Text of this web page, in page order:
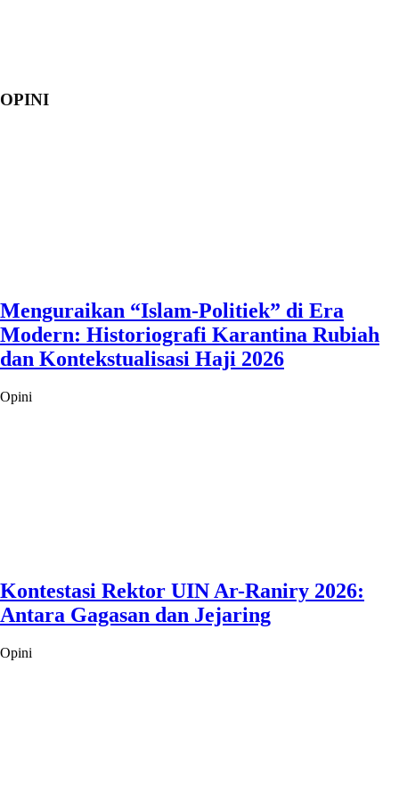
OPINI
Menguraikan “Islam-Politiek” di Era
Modern: Historiografi Karantina Rubiah
dan Kontekstualisasi Haji 2026
Opini
Kontestasi Rektor UIN Ar-Raniry 2026:
Antara Gagasan dan Jejaring
Opini